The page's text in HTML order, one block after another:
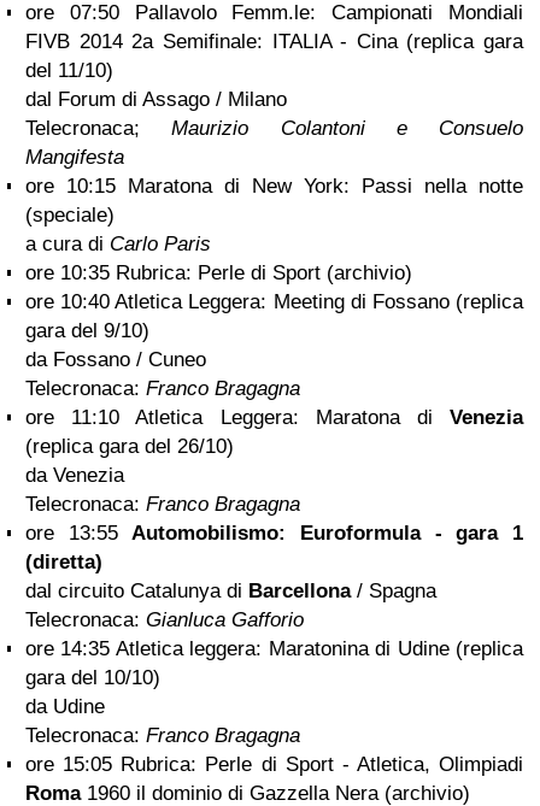
ore 07:50 Pallavolo Femm.le: Campionati Mondiali
FIVB 2014 2a Semifinale: ITALIA - Cina (replica gara
del 11/10)
dal Forum di Assago / Milano
Telecronaca;Maurizio Colantoni e Consuelo
Mangifesta
ore 10:15 Maratona di New York: Passi nella notte
(speciale)
a cura di Carlo Paris
ore 10:35 Rubrica: Perle di Sport (archivio)
ore 10:40 Atletica Leggera: Meeting di Fossano (replica
gara del 9/10)
da Fossano / Cuneo
Telecronaca: Franco Bragagna
ore 11:10 Atletica Leggera: Maratona di Venezia
(replica gara del 26/10)
da Venezia
Telecronaca: Franco Bragagna
ore 13:55Automobilismo: Euroformula - gara 1
(diretta)
dal circuito Catalunya di Barcellona/ Spagna
Telecronaca: Gianluca Gafforio
ore 14:35 Atletica leggera: Maratonina di Udine (replica
gara del 10/10)
da Udine
Telecronaca: Franco Bragagna
ore 15:05 Rubrica: Perle di Sport - Atletica, Olimpiadi
Roma1960 il dominio di Gazzella Nera (archivio)